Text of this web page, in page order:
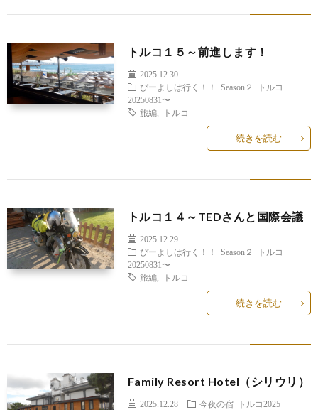
トルコ１５～前進します！
2025.12.30
ぴーよしは行く！！
Season２
トルコ
20250831〜
旅編, トルコ
続きを読む
トルコ１４～TEDさんと国際会議
2025.12.29
ぴーよしは行く！！
Season２
トルコ
20250831〜
旅編, トルコ
続きを読む
Family Resort Hotel（シリウリ）
2025.12.28 今夜の宿
トルコ2025